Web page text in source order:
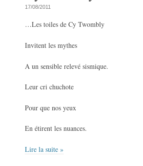
17/08/2011
…Les toiles de Cy Twombly
Invitent les mythes
A un sensible relevé sismique.
Leur cri chuchote
Pour que nos yeux
En étirent les nuances.
Lire la suite »